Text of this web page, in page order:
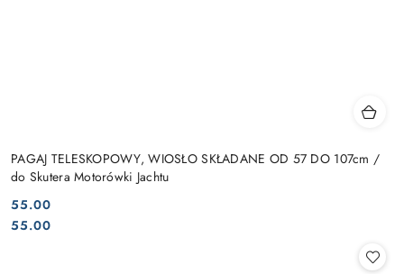
PAGAJ TELESKOPOWY, WIOSŁO SKŁADANE OD 57 DO 107cm /
do Skutera Motorówki Jachtu
Cena:
55.00
Cena:
55.00